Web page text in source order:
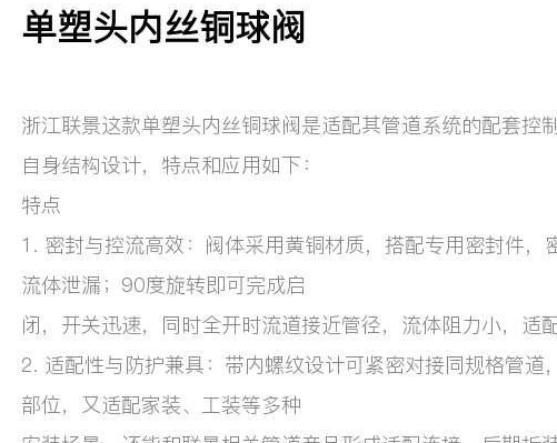
单塑头内丝铜球阀
浙江联景这款单塑头内丝铜球阀是适配其管道系统的配套控
自身结构设计，特点和应用如下：
特点
1. 密封与控流高效：阀体采用黄铜材质，搭配专用密封件，
流体泄漏；90度旋转即可完成启
闭，开关迅速，同时全开时流道接近管径，流体阻力小，适
2. 适配性与防护兼具：带内螺纹设计可紧密对接同规格管道
部位，又适配家装、工装等多种